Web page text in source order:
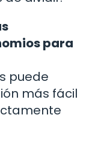
para
puede
más fácil